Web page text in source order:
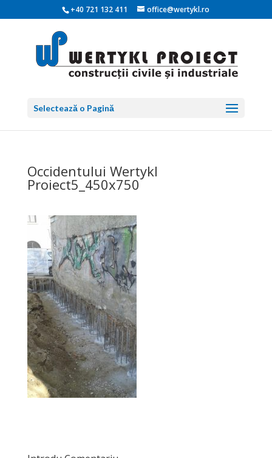
+40 721 132 411 office@wertykl.ro
Selectează o Pagină
Occidentului Wertykl
Proiect5_450x750